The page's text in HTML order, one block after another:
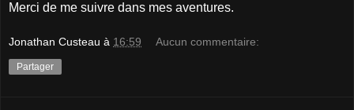
Merci de me suivre dans mes aventures.
Jonathan Custeau à 16:59 Aucun commentaire:
Partager